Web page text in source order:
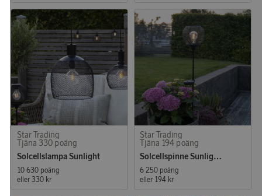
Star Trading
Tjäna 330 poäng
Solcellslampa Sunlight
10 630 poäng
eller 330 kr
Star Trading
Tjäna 194 poäng
Solcellspinne Sunlight Path
6 250 poäng
eller 194 kr